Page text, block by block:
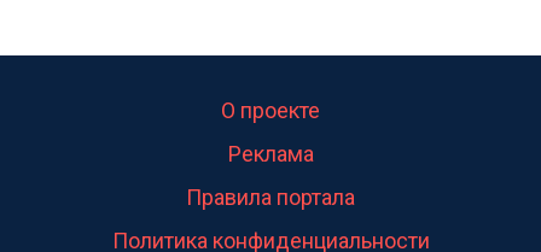
О проекте
Реклама
Правила портала
Политика конфиденциальности